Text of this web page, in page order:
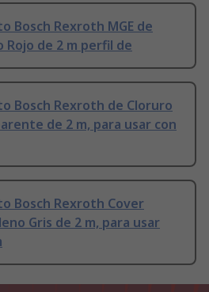
Bosch Rexroth MGE de
de 2 m perfil de
Bosch Rexroth de Cloruro
de 2 m, para usar con
Bosch Rexroth Cover
Gris de 2 m, para usar